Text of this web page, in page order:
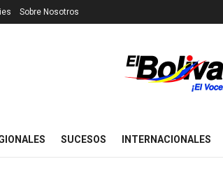
Sobre Nosotros
SUCESOS INTERNACIONALES